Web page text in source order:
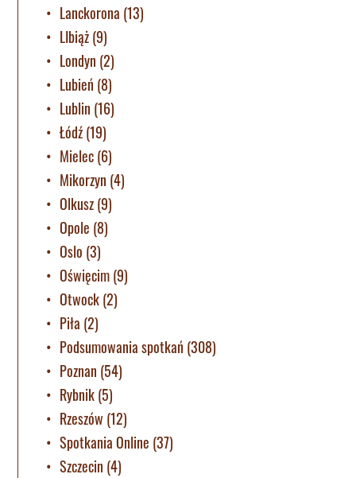
Lanckorona (13)
LIbiąż(9)
Londyn (2)
Lubień (8)
Lublin (16)
Łódź(19)
Mielec(6)
Mikorzyn (4)
Olkusz(9)
Opole (8)
Oslo (3)
Oświęcim(9)
Otwock(2)
Piła (2)
Podsumowania spotkań (308)
Poznan (54)
Rybnik(5)
Rzeszów (12)
Spotkania Online (37)
Szczecin (4)